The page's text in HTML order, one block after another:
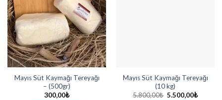
Mayıs Süt Kaymağı Tereyağı
– (500gr)
300,00₺
Mayıs Süt Kaymağı Tereyağı
(10 kg)
5.800,00₺ Orijinal
5.500,00₺Şu